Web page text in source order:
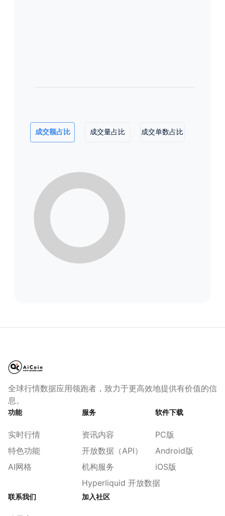
成交额占比 成交量占比 成交单数占比
全球行情数据应用领跑者，致力于更高效地提供有价值的信
息。
功能
实时行情
特色功能
AI网格
服务
资讯内容
开放数据（API）
机构服务
Hyperliquid 开放数据
软件下载
PC版
Android版
iOS版
联系我们 加入社区